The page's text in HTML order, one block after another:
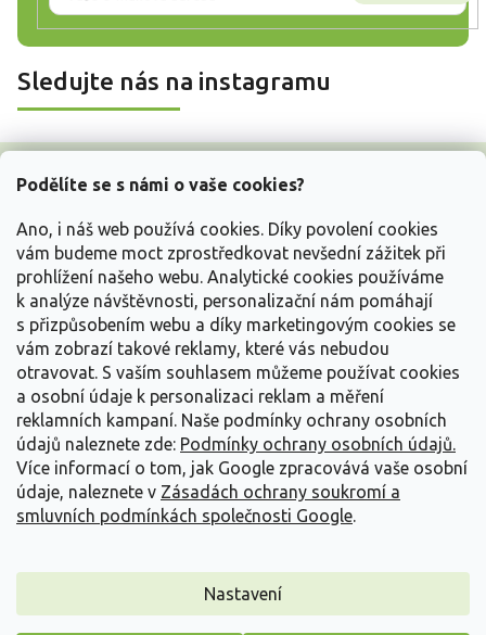
Podělíte se s námi o vaše cookies?
Ano, i náš web používá cookies. Díky povolení cookies
vám budeme moct zprostředkovat nevšední zážitek při
prohlížení našeho webu. Analytické cookies používáme
k analýze návštěvnosti, personalizační nám pomáhají
s přizpůsobením webu a díky marketingovým cookies se
vám zobrazí takové reklamy, které vás nebudou
otravovat. S vaším souhlasem můžeme používat cookies
a osobní údaje k personalizaci reklam a měření
reklamních kampaní. Naše podmínky ochrany osobních
údajů naleznete zde: Podmínky ochrany osobních údajů.
Více informací o tom, jak Google zpracovává vaše osobní
údaje, naleznete v Zásadách ochrany soukromí a
smluvních podmínkách společnosti Google.
Nastavení
Sledujte nás na instagramu
Z
Vše o nákupu
Informace pro Vás
Kontakujte nás